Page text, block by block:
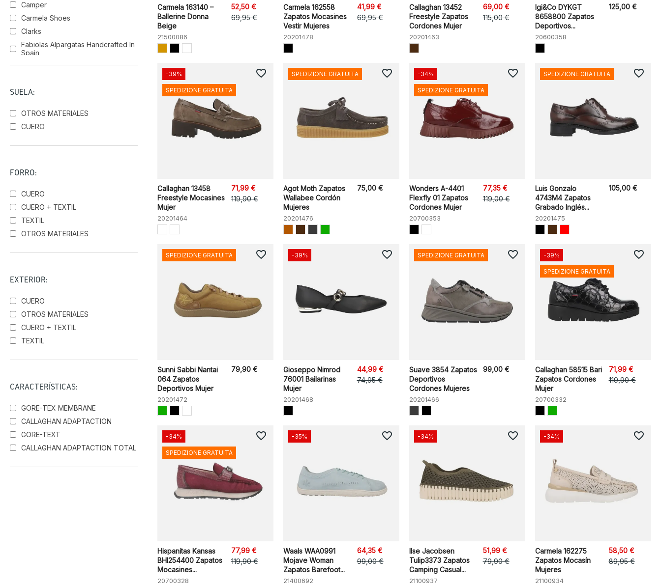
Camper
Carmela Shoes
Clarks
Fabiolas Alpargatas Handcrafted In
Spain
Hey Dude
Igi&Co
Patricia Miller
Suave
Walk in PITAS
Wonders
SUELA:
OTROS MATERIALES
CUERO
FORRO:
CUERO
CUERO + TEXTIL
TEXTIL
OTROS MATERIALES
EXTERIOR:
CUERO
OTROS MATERIALES
CUERO + TEXTIL
TEXTIL
CARACTERÍSTICAS:
GORE-TEX MEMBRANE
CALLAGHAN ADAPTACTION
GORE-TEXT
CALLAGHAN ADAPTACTION TOTAL
Carmela 163140 –
Ballerine Donna
Beige
21500086
52,50 €
69,95 €
Carmela 162558
Zapatos Mocasines
Vestir Mujeres
20201478
41,99 €
69,95 €
Callaghan 13452
Freestyle Zapatos
Cordones Mujer
20201463
69,00 €
115,00 €
Igi&Co DYKGT
8658800 Zapatos
Deportivos...
20600358
125,00 €
Callaghan 13458
Freestyle Mocasines
Mujer
20201464
71,99 €
119,90 €
-39%
SPEDIZIONE GRATUITA
favorite_border
Agot Moth Zapatos
Wallabee Cordón
Mujeres
20201476
75,00 €
SPEDIZIONE GRATUITA favorite_border
Wonders A-4401
Flexfly 01 Zapatos
Cordones Mujer
20700353
77,35 €
119,00 €
-34%
SPEDIZIONE GRATUITA
favorite_border
Luis Gonzalo
4743M4 Zapatos
Grabado Inglés...
20201475
105,00 €
SPEDIZIONE GRATUITA favorite_border
Sunni Sabbi Nantai
064 Zapatos
Deportivos Mujer
20201472
79,90 €
SPEDIZIONE GRATUITA favorite_border
Gioseppo Nimrod
76001 Bailarinas
Mujer
20201468
44,99 €
74,95 €
-39% favorite_border
Suave 3854 Zapatos
Deportivos
Cordones Mujeres
20201466
99,00 €
SPEDIZIONE GRATUITA favorite_border
Callaghan 58515 Bari
Zapatos Cordones
Mujer
20700332
71,99 €
119,90 €
-39%
SPEDIZIONE GRATUITA
favorite_border
Hispanitas Kansas
BHI254400 Zapatos
Mocasines...
20700328
77,99 €
119,90 €
-34%
SPEDIZIONE GRATUITA
favorite_border
Waals WAA0991
Mojave Woman
Zapatos Barefoot...
21400692
64,35 €
99,00 €
-35% favorite_border
Ilse Jacobsen
Tulip3373 Zapatos
Camping Casual...
21100937
51,99 €
79,90 €
-34% favorite_border
Carmela 162275
Zapatos Mocasín
Mujeres
21100934
58,50 €
89,95 €
-34% favorite_border